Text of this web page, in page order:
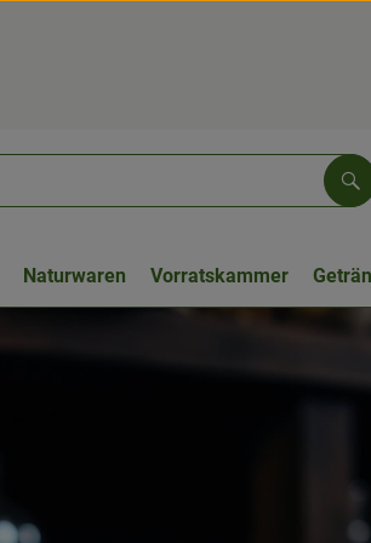
Naturwaren Vorratskammer